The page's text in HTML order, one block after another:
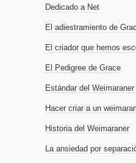
Dedicado a Net
El adiestramiento de
El criador que hemos
El Pedigree de Grace
Estándar del Weimaraner
Hacer criar a un
Historia del Weimaraner
La ansiedad por